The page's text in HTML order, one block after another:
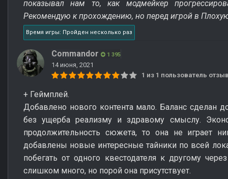
показывал нам то, как модмейкер
Рекомендую к прохождению, но перед игрой в
Время игры: Пройден несколько раз
Commandor 1 395
14 июня, 2021
1 из 1 пользователь
+ Геймплей.
Добавлено нового контента мало. Баланс сделан
без ущерба реализму и здравому смыслу.
продолжительность сюжета, то она не играет
добавлены новые интересные тайники по всей
побегать от одного квестодателя к другому
слишком много, но порой она присутствует.